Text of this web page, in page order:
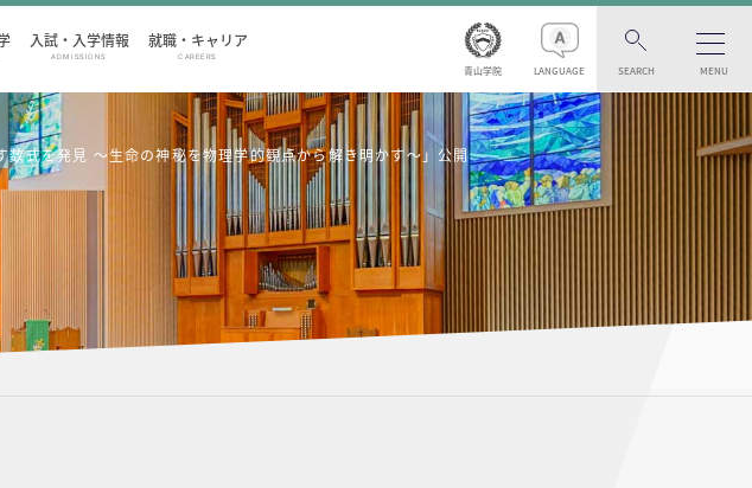
入試・入学情報
ADMISSIONS
就職・キャリア
CAREERS
青山学院 LANGUAGE SEARCH MENU
式を発見 〜生命の神秘を物理学的観点から解き明かす〜」公開